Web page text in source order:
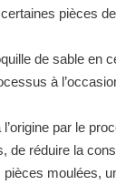
pièces
de sable en
à
par le
de réduire la
pièces moulées,